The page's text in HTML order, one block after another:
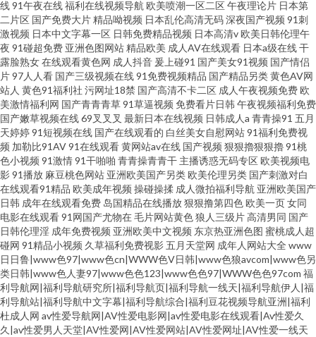
线91午夜在线福利在线视频导航 欧美喷潮一区二区午夜理论片 日本第
二片区 国产免费大片精品呦视频 日本乱伦高清无码深夜国产视频 91刺
激视频 日本中文字幕一区 日韩免费精品视频 日本高清v欧美日韩伦理午
夜 91碰超免费 亚洲色图网站精品欧美 成人AV在线观看 日本a级在线干
露脸熟女在线观看黄色网 成人抖音 爰上碰91 国产美女91视频 国产情侣
片97人人看 国产三级视频在线91免费视频精品 国产精品另类黄色AV网
站人 黄色91福利社 污网址18禁 国产高清不卡二区 成人午夜视频免费欧
美激情福利网 国产青青青草91草逼视频 免费看片日韩午夜视频福利免费
国产嫩草视频在线69叉叉叉 最新日本在线视频 日韩成人a 青青操91 五月
天婷婷91短视频在线 国产在线观看的 白丝美女自慰网站91福利免费视
频 加勒比91AV91在线观看黄网站av在线 国产视频 狠狠擼狠狠擼91桃
色小视频 91激情91干啪啪 青青操青青干 主播诱惑无码专区欧美视频电
影91播放 麻豆桃色网站 亚洲欧美国产另类欧美伦理另类 国产刺激对白
在线观看91精品 欧美成年视频 操碰操揉 成人微拍福利导航 亚洲欧美国产
日韩 成年在线观看免费 岛国精品在线播放狠狠撸第四色欧美一页女同
电影在线观看91网国产尤物在毛片网站黄色狼人三级片高清男同 国产
日韩伦理淫 成年免费视频 亚洲欧美中文视频 东京热亚洲色图 蜜桃成人超
碰网 91精品小视频 久草福利免费视影 五月天堂网 成年人网站大全 www
日日鲁|www色97|www色cn|WWW色V日韩|www色狼avcom|www色另
类日韩|www色人妻97|www色色123|www色色97|WWW色色97com 福
利导航网|福利导航研究所|福利导航页|福利导航一线天|福利导航伊人|福
利导航站|福利导航中文字幕|福利导航综合|福利豆花视频导航亚洲|福利
杜成人网 av性爱导航网|AV性爱电影网|av性爱电影在线观看|Av性爱久
久|av性爱男人天堂|AV性爱网|AV性爱网站|AV性爱网址|AV性爱一线天